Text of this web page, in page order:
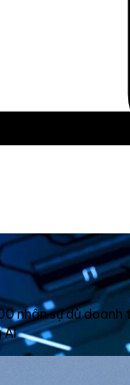
nhân sự dù doanh
AI